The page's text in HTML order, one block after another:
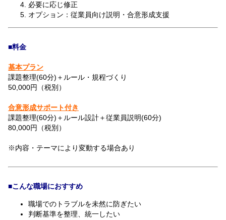
必要に応じ修正
オプション：従業員向け説明・合意形成支援
■料金
基本プラン
課題整理(60分)＋ルール・規程づくり
50,000円（税別）
合意形成サポート付き
課題整理(60分)＋ルール設計＋従業員説明(60分)
80,000円（税別）
※内容・テーマにより変動する場合あり
■こんな職場におすすめ
職場でのトラブルを未然に防ぎたい
判断基準を整理、統一したい